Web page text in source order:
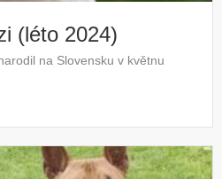
(léto 2024)
na Slovensku v květnu